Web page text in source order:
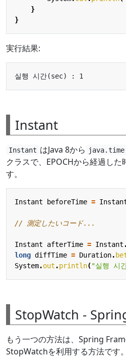
}
}
実行結果:
Instant
Instant はJava 8から java.time
クラスで、EPOCHから経過し
す。
Instant beforeTime =
// 測定したいコード...
Instant afterTime = Instant .
long diffTime = Duration.
System.out .println("실행 시
StopWatch -
もう一つの方法は、Spring
StopWatchを利用する方法です。